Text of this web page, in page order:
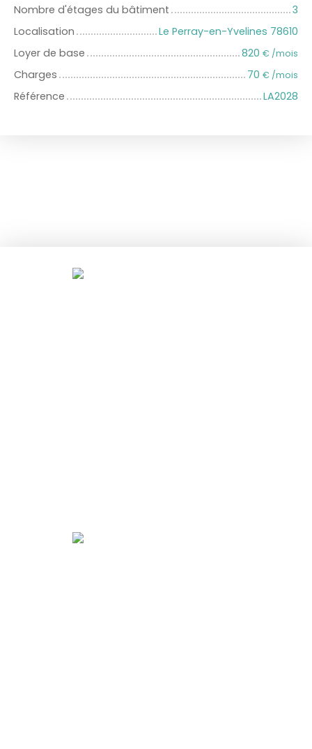
Nombre d'étages du bâtiment
3
Localisation
Le Perray-en-Yvelines 78610
Loyer de base
820 € /mois
Charges 70 € /mois
Référence LA2028